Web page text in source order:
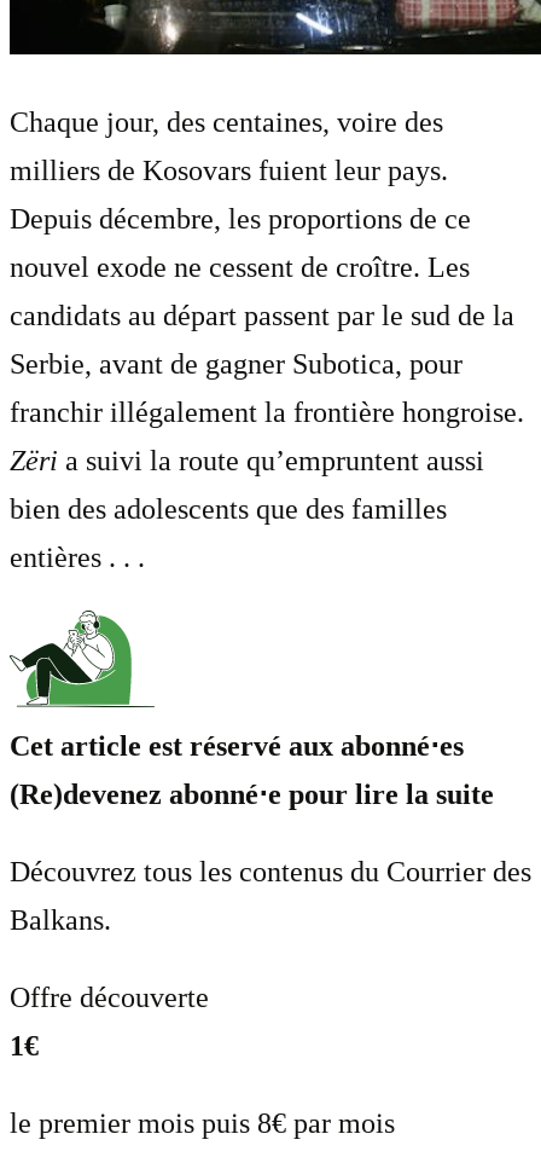
Chaque jour, des centaines, voire des
milliers de Kosovars fuient leur pays.
Depuis décembre, les proportions de ce
nouvel exode ne cessent de croître. Les
candidats au départ passent par le sud de la
Serbie, avant de gagner Subotica, pour
franchir illégalement la frontière hongroise.
Zëri a suivi la route qu’empruntent aussi
bien des adolescents que des familles
entières . . .
Cet article est réservé aux abonné⋅es
(Re)devenez abonné⋅e pour lire la suite
Découvrez tous les contenus du Courrier des
Balkans.
Offre découverte
1€
le premier mois puis 8€ par mois